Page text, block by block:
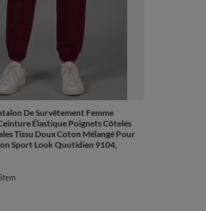
De Survêtement Femme
Élastique Poignets Côtelés
Tissu Doux Coton Mélangé Pour
Sport Look Quotidien 9104,
item